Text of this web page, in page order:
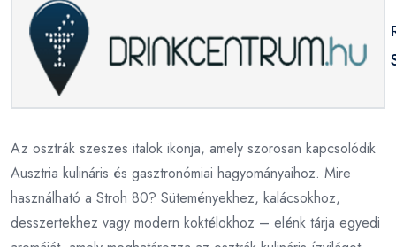
Az osztrák szeszes italok ikonja, amely szorosan kapcsolódik
Ausztria kulináris és gasztronómiai hagyományaihoz. Mire
használható a Stroh 80? Süteményekhez, kalácsokhoz,
desszertekhez vagy modern koktélokhoz – elénk tárja egyedi